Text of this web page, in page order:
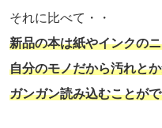
それに比べて・・
新品の本は紙やインクの
自分のモノだから汚れと
ガンガン読み込むことが